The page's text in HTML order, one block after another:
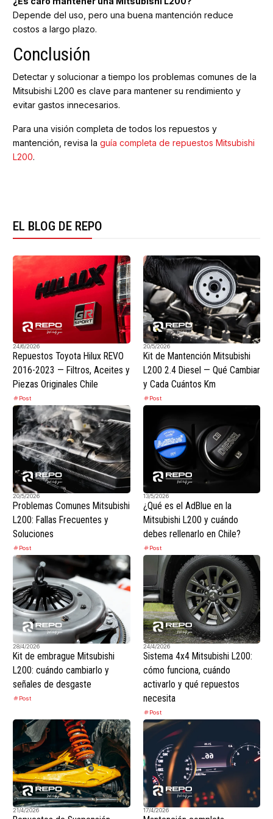
Depende del uso, pero una buena mantención reduce
costos a largo plazo.
Conclusión
Detectar y solucionar a tiempo los problemas comunes de la
Mitsubishi L200 es clave para mantener su rendimiento y
evitar gastos innecesarios.
Para una visión completa de todos los repuestos y
mantención, revisa la guía completa de repuestos Mitsubishi
L200.
EL BLOG DE REPO
24/6/2026
Repuestos Toyota Hilux REVO
2016-2023 — Filtros, Aceites y
Piezas Originales Chile
Post
20/5/2026
Kit de Mantención Mitsubishi
L200 2.4 Diesel — Qué Cambiar
y Cada Cuántos Km
Post
20/5/2026
Problemas Comunes Mitsubishi
L200: Fallas Frecuentes y
Soluciones
Post
13/5/2026
¿Qué es el AdBlue en la
Mitsubishi L200 y cuándo
debes rellenarlo en Chile?
Post
28/4/2026
Kit de embrague Mitsubishi
L200: cuándo cambiarlo y
señales de desgaste
Post
24/4/2026
Sistema 4x4 Mitsubishi L200:
cómo funciona, cuándo
activarlo y qué repuestos
necesita
Post
21/4/2026 17/4/2026